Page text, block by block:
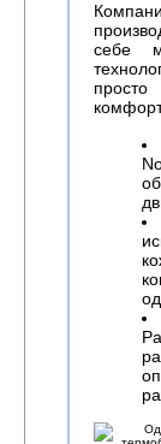
себе